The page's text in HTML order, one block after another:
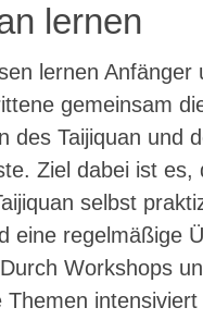
lernen
lernen Anfänger
gemeinsam
des Taijiquan und
Ziel dabei ist es,
selbst
eine regelmäßige
Workshops
Themen